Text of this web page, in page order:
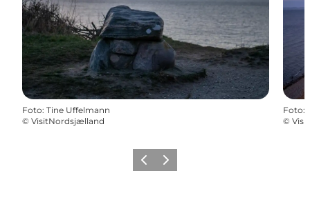
Foto: Tine Uffelmann
© VisitNordsjælland
Foto:
©
ForrigeNæste